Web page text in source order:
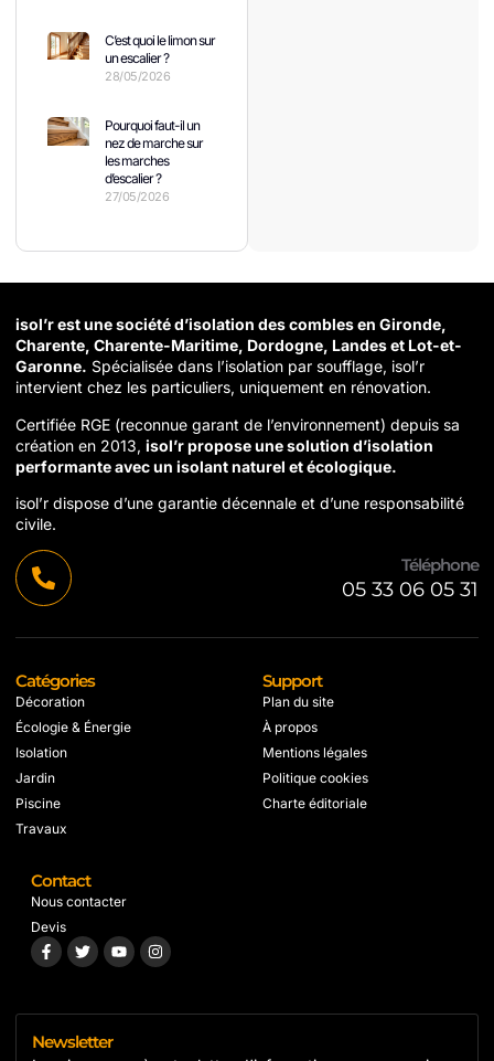
C’est quoi le limon sur
un escalier ?
28/05/2026
Pourquoi faut-il un
nez de marche sur
les marches
d’escalier ?
27/05/2026
isol’r est une société d’isolation des combles en Gironde,
Charente, Charente-Maritime, Dordogne, Landes et Lot-et-
Garonne. Spécialisée dans l’isolation par soufflage, isol’r
intervient chez les particuliers, uniquement en rénovation.
Certifiée RGE (reconnue garant de l’environnement) depuis sa
création en 2013, isol’r propose une solution d’isolation
performante avec un isolant naturel et écologique.
isol’r dispose d’une garantie décennale et d’une responsabilité
civile.
Téléphone
05 33 06 05 31
Catégories
Décoration
Écologie & Énergie
Isolation
Jardin
Piscine
Travaux
Support
Plan du site
À propos
Mentions légales
Politique cookies
Charte éditoriale
Contact
Nous contacter
Devis
Newsletter